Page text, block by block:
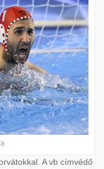
A vb címvédő